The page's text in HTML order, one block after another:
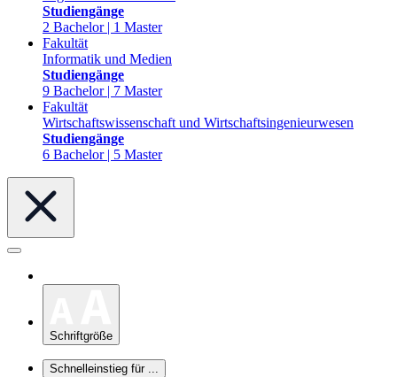
Studiengänge
2 Bachelor | 1 Master
Fakultät
Informatik und Medien
Studiengänge
9 Bachelor | 7 Master
Fakultät
Wirtschaftswissenschaft und Wirtschaftsingenieurwesen
Studiengänge
6 Bachelor | 5 Master
Schriftgröße
Schnelleinstieg für ...